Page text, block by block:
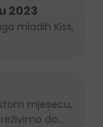
2023
mjesecu,
do...